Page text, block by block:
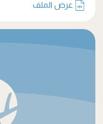
عرض الملف